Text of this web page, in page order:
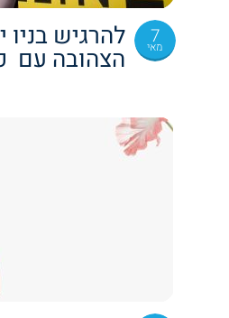
7
מאי להרגיש בניו
הצהובה עם